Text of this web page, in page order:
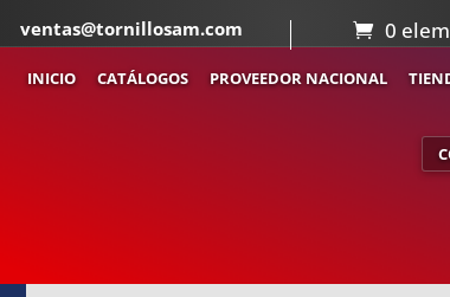
ventas@tornillosam.com 0
INICIO CATÁLOGOS PROVEEDOR NACIONAL